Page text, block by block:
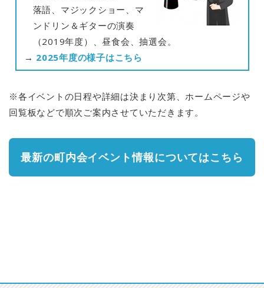
落語、マジックショー、マ
ンドリン＆ギターの演奏
（2019年度）、昼食会、抽選会。
→ 2025年度の様子はこちら
※各イベントの日程や詳細は決まり次第、ホームページや
回覧板などで順次ご案内させていただきます。
最新の町内会イベント情報についてはこちら